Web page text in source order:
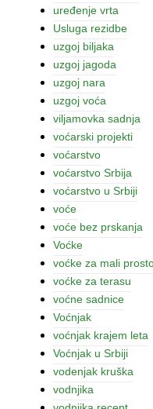
uređenje vrta
Usluga rezidbe
uzgoj biljaka
uzgoj jagoda
uzgoj nara
uzgoj voća
viljamovka sadnja
voćarski projekti
voćarstvo
voćarstvo Srbija
voćarstvo u Srbiji
voće
voće bez prskanja
Voćke
voćke za mali
voćke za terasu
voćne sadnice
Voćnjak
voćnjak krajem leta
Voćnjak u Srbiji
vodenjak kruška
vodnjika